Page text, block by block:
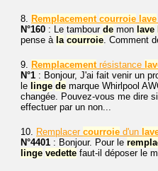
8. Remplacement courroie lave
N°160 : Le tambour de mon lave
pense à la courroie. Comment
9. Remplacementrésistance
N°1 : Bonjour, J'ai fait venir un
le linge de marque Whirlpool
changée. Pouvez-vous me dire
effectuer par un non...
10. Remplacer courroie d'un
N°4401 : Bonjour. Pour le
linge vedette faut-il déposer le